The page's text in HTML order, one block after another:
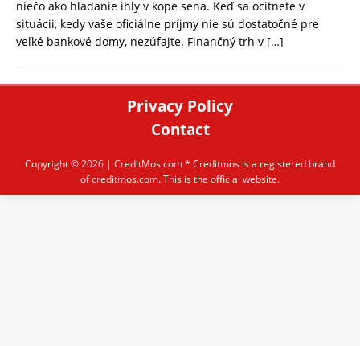
niečo ako hľadanie ihly v kope sena. Keď sa ocitnete v
situácii, kedy vaše oficiálne príjmy nie sú dostatočné pre
veľké bankové domy, nezúfajte. Finančný trh v […]
Privacy Policy
Contact
Copyright © 2026 | CreditMos.com* Creditmos is a registered brand
of creditmos.com. This is the official website.